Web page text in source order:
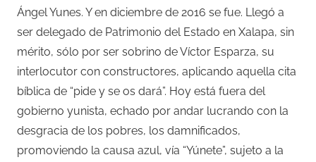
Ángel Yunes. Y en diciembre de 2016 se fue. Llegó a
ser delegado de Patrimonio del Estado en Xalapa, sin
mérito, sólo por ser sobrino de Víctor Esparza, su
interlocutor con constructores, aplicando aquella cita
bíblica de “pide y se os dará”. Hoy está fuera del
gobierno yunista, echado por andar lucrando con la
desgracia de los pobres, los damnificados,
promoviendo la causa azul, vía “Yúnete”, sujeto a la